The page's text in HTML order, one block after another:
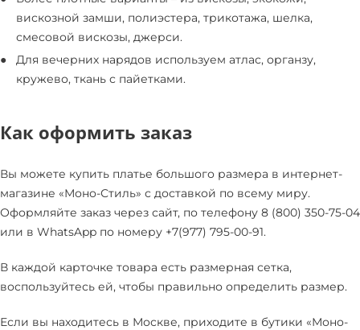
вискозной замши, полиэстера, трикотажа, шелка,
смесовой вискозы, джерси.
Для вечерних нарядов используем атлас, органзу,
кружево, ткань с пайетками.
Как оформить заказ
Вы можете купить платье большого размера в интернет-
магазине «Моно-Стиль» с доставкой по всему миру.
Оформляйте заказ через сайт, по телефону 8 (800) 350-75-04
или в WhatsApp по номеру +7(977) 795-00-91.
В каждой карточке товара есть размерная сетка,
воспользуйтесь ей, чтобы правильно определить размер.
Если вы находитесь в Москве, приходите в бутики «Моно-